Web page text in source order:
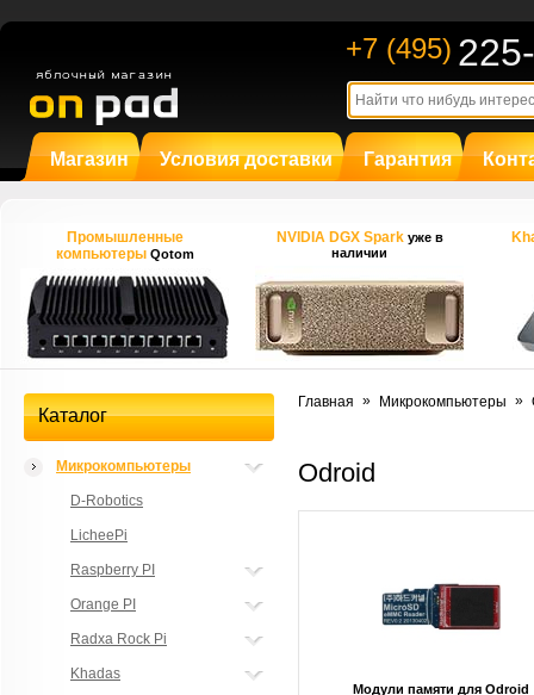
+7 (495)
Магазин Условия доставки Гарантия
Промышленные
компьютерыQotom
NVIDIA DGX Spark уже в
наличии
Каталог
Микрокомпьютеры
D-Robotics
LicheePi
Raspberry PI
Orange PI
Radxa Rock Pi
Khadas
Главная » Микрокомпьютеры »
Odroid
Модули памяти для Odroid